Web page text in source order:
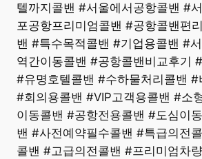
텔까지콜밴 #서울에서공항콜밴 #
포공항프리미엄콜밴 #공항콜밴편
밴 #특수목적콜밴 #기업용콜밴 #
역간이동콜밴 #공항콜밴비교후기
#유명호텔콜밴 #수하물처리콜밴 #
#회의용콜밴 #VIP고객용콜밴 #소
이동콜밴 #공항전용콜밴 #도심이
밴 #사전예약필수콜밴 #특급의전
콜밴 #고급의전콜밴 #프리미엄차